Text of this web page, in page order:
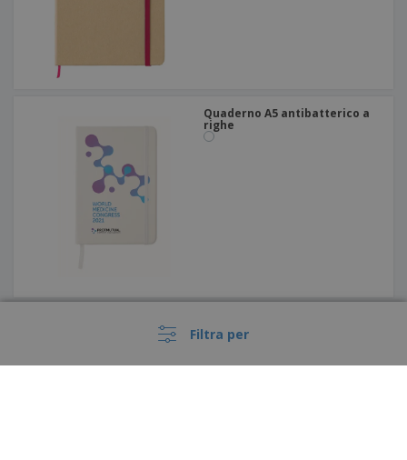
Filtra per
Quaderno A5 antibatterico a
righe